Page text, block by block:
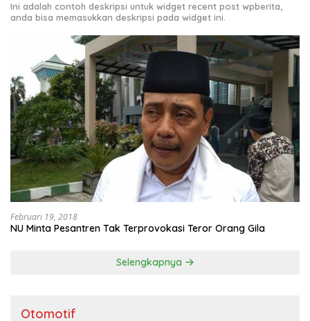
Ini adalah contoh deskripsi untuk widget recent post wpberita,
anda bisa memasukkan deskripsi pada widget ini.
Februari 19, 2018
NU Minta Pesantren Tak Terprovokasi Teror Orang Gila
Selengkapnya
Otomotif